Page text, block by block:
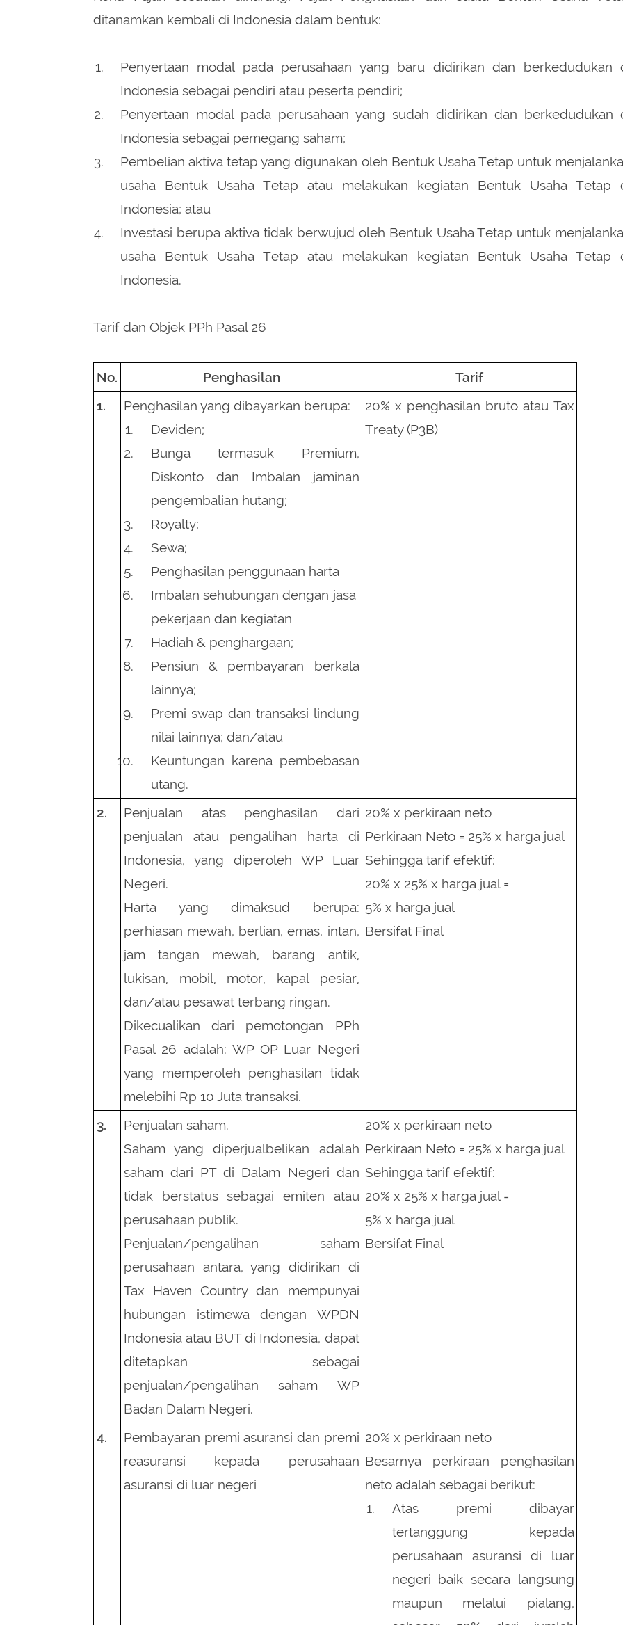
ditanamkan kembali di Indonesia dalam bentuk:
Penyertaan modal pada perusahaan yang baru didirikan dan berkedudukan
Indonesia sebagai pendiri atau peserta pendiri;
Penyertaan modal pada perusahaan yang sudah didirikan dan berkedudukan
Indonesia sebagai pemegang saham;
Pembelian aktiva tetap yang digunakan oleh Bentuk Usaha Tetap untuk
usaha Bentuk Usaha Tetap atau melakukan kegiatan Bentuk Usaha Tetap
Indonesia; atau
Investasi berupa aktiva tidak berwujud oleh Bentuk Usaha Tetap untuk
usaha Bentuk Usaha Tetap atau melakukan kegiatan Bentuk Usaha Tetap
Indonesia.
Tarif dan Objek PPh Pasal 26
No. Penghasilan
Tarif
1.
Penghasilan yang dibayarkan berupa:
Deviden;
Bunga termasuk Premium,
Diskonto dan Imbalan jaminan
pengembalian hutang;
Royalty;
Sewa;
Penghasilan penggunaan harta
Imbalan sehubungan dengan jasa
pekerjaan dan kegiatan
Hadiah & penghargaan;
Pensiun & pembayaran berkala
lainnya;
Premi swap dan transaksi lindung
nilai lainnya; dan/atau
Keuntungan karena pembebasan
utang.
20% x penghasilan bruto atau Tax
Treaty (P3B)
2.
Penjualan atas penghasilan dari
penjualan atau pengalihan harta di
Indonesia, yang diperoleh WP Luar
Negeri.
Harta yang dimaksud berupa:
perhiasan mewah, berlian, emas, intan,
jam tangan mewah, barang antik,
lukisan, mobil, motor, kapal pesiar,
dan/atau pesawat terbang ringan.
Dikecualikan dari pemotongan PPh
Pasal 26 adalah: WP OP Luar Negeri
yang memperoleh penghasilan tidak
melebihi Rp 10 Juta transaksi.
20% x perkiraan neto
Perkiraan Neto = 25% x harga jual
Sehingga tarif efektif:
20% x 25% x harga jual =
5% x harga jual
Bersifat Final
3.
Penjualan saham.
Saham yang diperjualbelikan adalah
saham dari PT di Dalam Negeri dan
tidak berstatus sebagai emiten atau
perusahaan publik.
Penjualan/pengalihan saham
perusahaan antara, yang didirikan di
Tax Haven Country dan mempunyai
hubungan istimewa dengan WPDN
Indonesia atau BUT di Indonesia, dapat
ditetapkan sebagai
penjualan/pengalihan saham WP
Badan Dalam Negeri.
20% x perkiraan neto
Perkiraan Neto = 25% x harga jual
Sehingga tarif efektif:
20% x 25% x harga jual =
5% x harga jual
Bersifat Final
4.
Pembayaran premi asuransi dan premi
reasuransi kepada perusahaan
asuransi di luar negeri
20% x perkiraan neto
Besarnya perkiraan penghasilan
neto adalah sebagai berikut:
Atas premi dibayar
tertanggung kepada
perusahaan asuransi di luar
negeri baik secara langsung
maupun melalui pialang,
sebesar 50% dari jumlah